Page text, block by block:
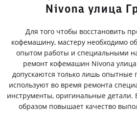
Nivona улица
Для того чтобы восстановить
кофемашину, мастеру необходимо
опытом работы и специальными
ремонт кофемашин Nivona улица
допускаются только лишь
используют во время ремонта
инструменты, оригинальные детали.
образом повышает качество